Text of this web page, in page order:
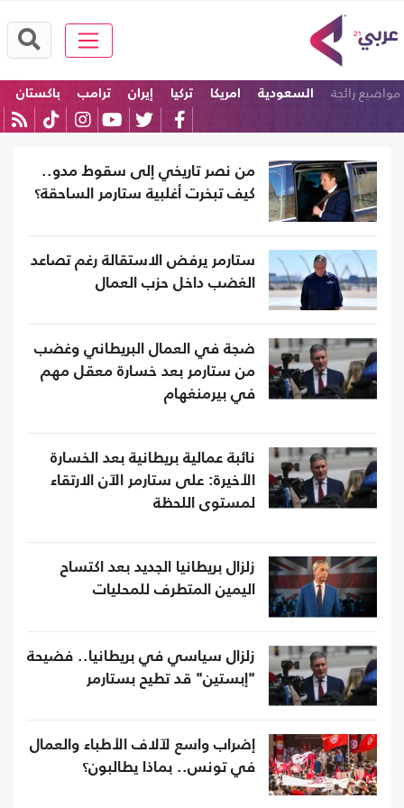
مواضيع رائجة السعودية امريكا تركيا إيران ترامب باكستان
من نصر تاريخي إلى سقوط مدو..
كيف تبخرت أغلبية ستارمر الساحقة؟
ستارمر يرفض الاستقالة رغم تصاعد
الغضب داخل حزب العمال
ضجة في العمال البريطاني وغضب
من ستارمر بعد خسارة معقل مهم
في بيرمنغهام
نائبة عمالية بريطانية بعد الخسارة
الأخيرة: على ستارمر الآن الارتقاء
لمستوى اللحظة
زلزال بريطانيا الجديد بعد اكتساح
اليمين المتطرف للمحليات
زلزال سياسي في بريطانيا.. فضيحة
"إبستين" قد تطيح بستارمر
إضراب واسع لآلاف الأطباء والعمال
في تونس.. بماذا يطالبون؟